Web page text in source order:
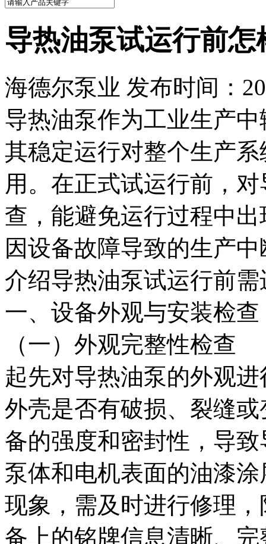
导热油泵试运行前
海德尔泵业 发布时间：
导热油泵作为工业生产
其稳定运行对整个生产
用。在正式试运行前，
查，能避免运行过程中
因设备故障导致的生产
介绍导热油泵试运行前
一、设备外观与安装检查
（一）外观完整性检查
起先对导热油泵的外观
外壳是否有破损、裂缝
备的强度和密封性，导
泵体和电机表面的油漆
现象，需及时进行修理
备上的铭牌信息清晰、